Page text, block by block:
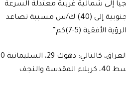
إلى شمالية غربية معتدلة السرعة
(20-30) ك/س تنشط على فترات على بعض أقسام المنطقتين الوسطى والجنوبية إلى (40) ك/س مسببة تصاعد
(5-7)كم”.
أربيل 31، نينوى 33، كركوك 34، صلاح الدين والأنبار 37، ديالى 39، بغداد وبابل وواسط 40، كربلاء المقدسة والنجف